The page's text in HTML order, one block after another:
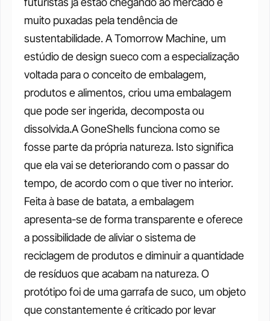
muito puxadas pela tendência de
sustentabilidade. A Tomorrow Machine, um
estúdio de design sueco com a especialização
voltada para o conceito de embalagem,
produtos e alimentos, criou uma embalagem
que pode ser ingerida, decomposta ou
dissolvida.A GoneShells funciona como se
fosse parte da própria natureza. Isto significa
que ela vai se deteriorando com o passar do
tempo, de acordo com o que tiver no interior.
Feita à base de batata, a embalagem
apresenta-se de forma transparente e oferece
a possibilidade de aliviar o sistema de
reciclagem de produtos e diminuir a quantidade
de resíduos que acabam na natureza. O
protótipo foi de uma garrafa de suco, um objeto
que constantemente é criticado por levar